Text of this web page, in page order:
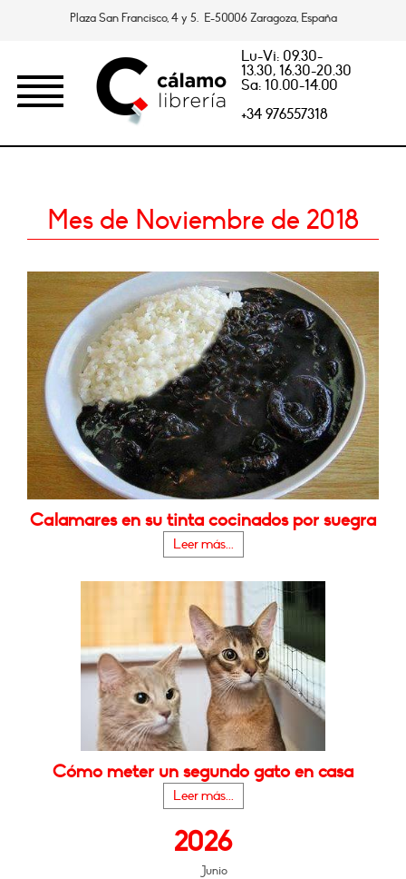
Plaza San Francisco, 4 y 5. E-50006 Zaragoza, España
Lu-Vi: 09.30-
13.30, 16.30-20.30
Sa: 10.00-14.00
+34 976557318
Mes de Noviembre de 2018
Calamares en su tinta cocinados por suegra
Leer más...
Cómo meter un segundo gato en casa
Leer más...
2026
Junio